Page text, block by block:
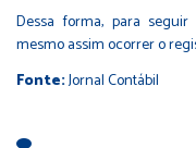
Dessa forma, para
mesmo assim ocorrer o
Fonte:Jornal Contábil